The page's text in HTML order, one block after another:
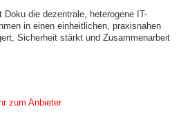
die dezentrale, heterogene IT-
in einen einheitlichen, praxisnahen
Sicherheit stärkt und Zusammenarbeit
zum Anbieter